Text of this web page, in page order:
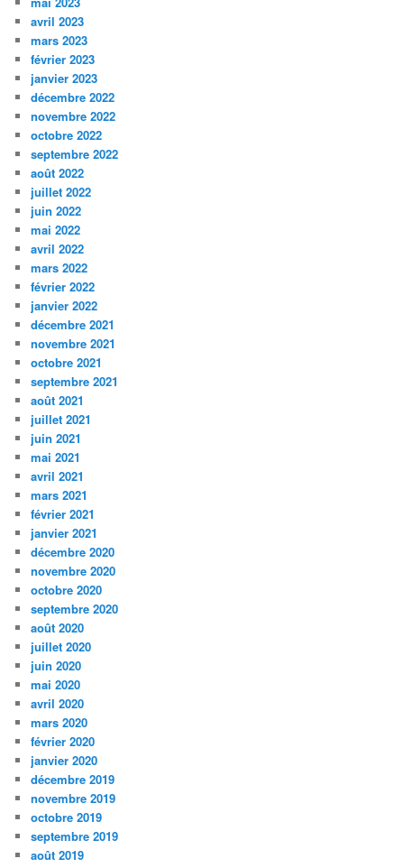
avril 2023
mars 2023
février 2023
janvier 2023
décembre 2022
novembre 2022
octobre 2022
septembre 2022
août 2022
juillet 2022
juin 2022
mai 2022
avril 2022
mars 2022
février 2022
janvier 2022
décembre 2021
novembre 2021
octobre 2021
septembre 2021
août 2021
juillet 2021
juin 2021
mai 2021
avril 2021
mars 2021
février 2021
janvier 2021
décembre 2020
novembre 2020
octobre 2020
septembre 2020
août 2020
juillet 2020
juin 2020
mai 2020
avril 2020
mars 2020
février 2020
janvier 2020
décembre 2019
novembre 2019
octobre 2019
septembre 2019
août 2019